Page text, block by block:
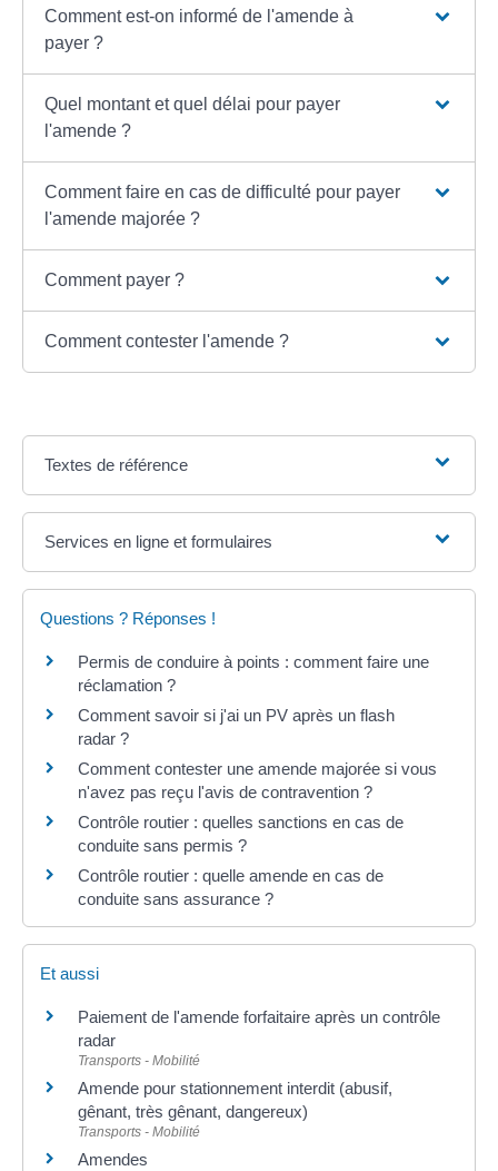
Comment est-on informé de l'amende à
payer ?
Quel montant et quel délai pour payer
l'amende ?
Comment faire en cas de difficulté pour payer
l'amende majorée ?
Comment payer ?
Comment contester l'amende ?
Textes de référence
Services en ligne et formulaires
Questions ? Réponses !
Permis de conduire à points : comment faire une
réclamation ?
Comment savoir si j'ai un PV après un flash
radar ?
Comment contester une amende majorée si vous
n'avez pas reçu l'avis de contravention ?
Contrôle routier : quelles sanctions en cas de
conduite sans permis ?
Contrôle routier : quelle amende en cas de
conduite sans assurance ?
Et aussi
Paiement de l'amende forfaitaire après un contrôle
radar
Transports - Mobilité
Amende pour stationnement interdit (abusif,
gênant, très gênant, dangereux)
Transports - Mobilité
Amendes